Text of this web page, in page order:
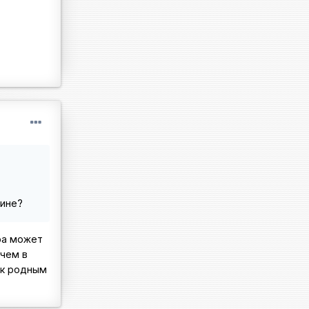
может
в
к родным